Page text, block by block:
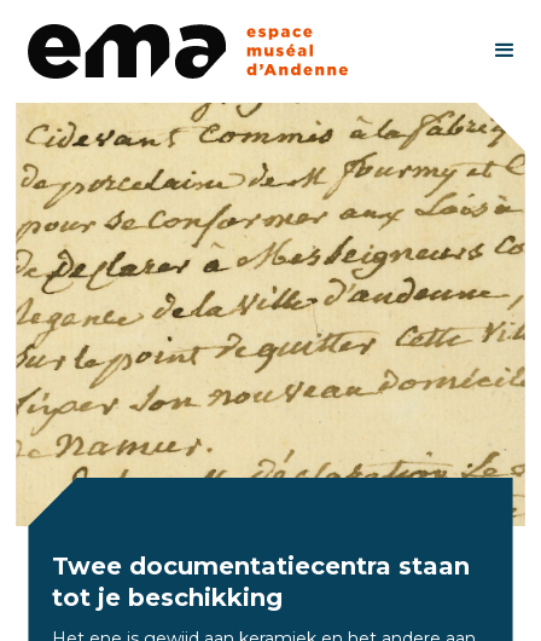
Twee documentatiecentra staan
tot je beschikking